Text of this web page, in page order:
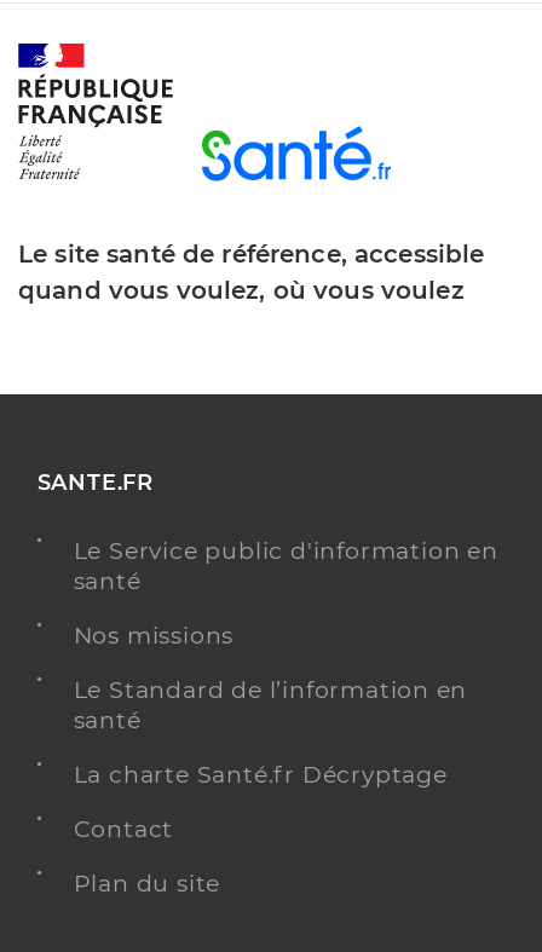
Le site santé de référence, accessible
quand vous voulez, où vous voulez
SANTE.FR
Le Service public d'information en
santé
Nos missions
Le Standard de l’information en
santé
La charte Santé.fr Décryptage
Contact
Plan du site